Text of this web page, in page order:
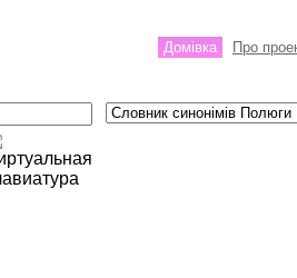
Домівка Про